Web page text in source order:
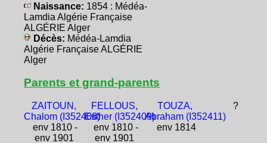
Naissance: 1854 : Médéa-
Lamdia Algérie Française
ALGÉRIE Alger
Décès: Médéa-Lamdia
Algérie Française ALGÉRIE
Alger
Parents et grand-parents
ZAITOUN,
Chalom (I352408)
env 1810 -
env 1901
FELLOUS,
Esther (I352409)
env 1810 -
env 1901
TOUZA,
Abraham (I352411)
env 1814
?